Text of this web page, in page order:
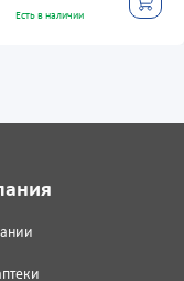
Есть в наличии